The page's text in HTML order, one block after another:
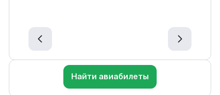
Найти авиабилеты